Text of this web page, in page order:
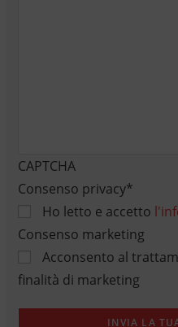
CAPTCHA
Consenso privacy*
Ho letto e accetto
Consenso marketing
Acconsento al
finalità di marketing